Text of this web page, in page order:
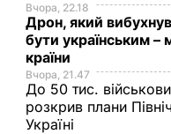
Вчора, 22.18
Дрон, який вибухнув
бути українським –
країни
Вчора, 21.47
До 50 тис.
розкрив плани
Україні